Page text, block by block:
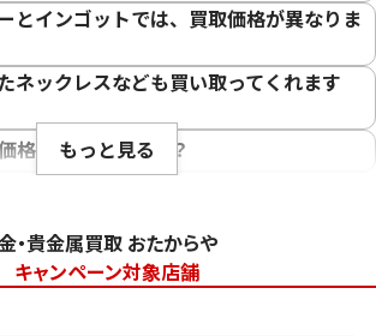
とインゴットでは、買取価格が異なりま
ネックレスなども買い取ってくれます
格に影響しますか？
金貨、古銭やコインなども買取してもら
定」にはどれくらい時間がかかります
もっと見る
・貴金属買取 おたからや
キャンペーン対象店舗